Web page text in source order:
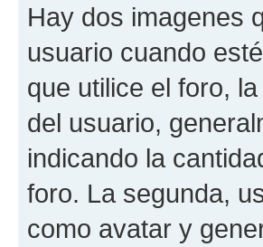
Hay dos imagenes
usuario cuando
que utilice el foro,
del usuario,
indicando la
foro. La segunda,
como avatar y